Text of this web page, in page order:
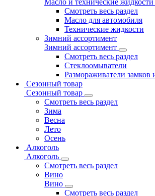
Масло и технические жидкости
Смотреть весь раздел
Масло для автомобиля
Технические жидкости
Зимний ассортимент
Зимний ассортимент
Смотреть весь раздел
Стеклоомыватели
Размораживатели замков
Сезонный товар
Сезонный товар
Смотреть весь раздел
Зима
Весна
Лето
Осень
Алкоголь
Алкоголь
Смотреть весь раздел
Вино
Вино
Смотреть весь раздел